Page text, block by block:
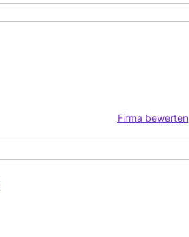
Firma bewerten